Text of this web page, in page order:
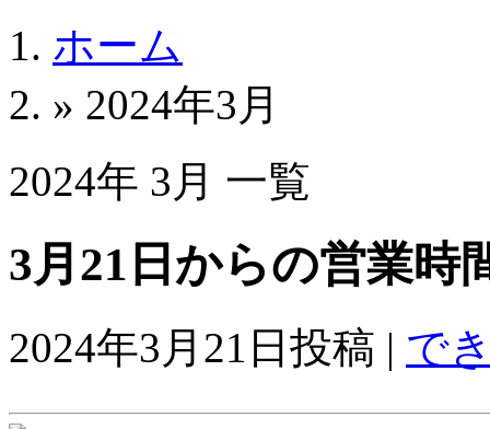
ホーム
» 2024年3月
2024年 3月 一覧
3月21日からの営業時
2024年3月21日投稿 | で